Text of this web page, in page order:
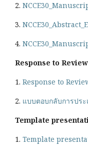
2.
3.
4.
Response to
1. Response to
2. แบบตอบกลับการปร
Template
1. Template